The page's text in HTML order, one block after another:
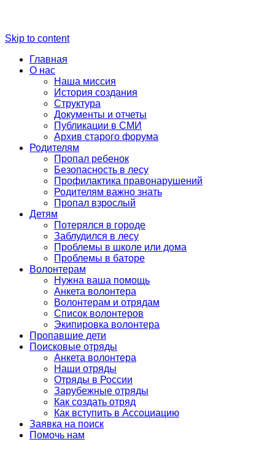
Skip to content
Главная
О нас
Наша миссия
История создания
Структура
Документы и отчеты
Публикации в СМИ
Архив старого форума
Родителям
Пропал ребенок
Безопасность в лесу
Профилактика правонарушений
Родителям важно знать
Пропал взрослый
Детям
Потерялся в городе
Заблудился в лесу
Проблемы в школе или дома
Проблемы в баторе
Волонтерам
Нужна ваша помощь
Анкета волонтера
Волонтерам и отрядам
Список волонтеров
Экипировка волонтера
Пропавшие дети
Поисковые отряды
Анкета волонтера
Наши отряды
Отряды в России
Зарубежные отряды
Как создать отряд
Как вступить в Ассоциацию
Заявка на поиск
Помочь нам